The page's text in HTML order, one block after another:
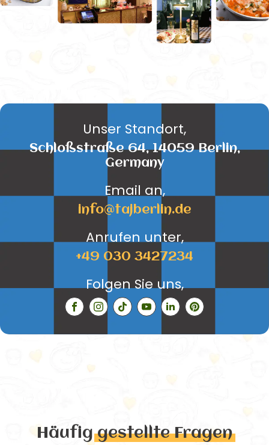
Unser Standort,
Schloßstraße 64, 14059 Berlin,
Germany
Email an,
info@tajberlin.de
Anrufen unter,
+49 030 3427234
Folgen Sie uns,
Häufiggestellte Fragen